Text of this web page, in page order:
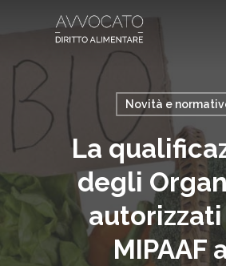
content
Novità e
La
degli
MIPAAF